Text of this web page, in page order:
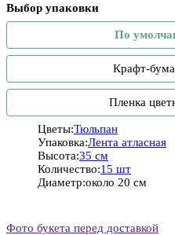
Выбор упаковки
По
Крафт-
Пленка
Цветы:Тюльпан
Упаковка:Лента атласная
Высота:35 см
Количество:15 шт
Диаметр:около 20 см
Фото букета перед доставкой